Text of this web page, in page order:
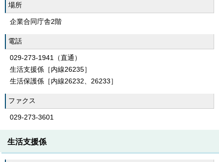
場所
企業合同庁舎2階
電話
029-273-1941（直通）
生活支援係［内線26235］
生活保護係［内線26232、26233］
ファクス
029-273-3601
生活支援係